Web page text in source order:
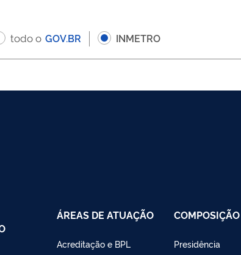
todo o GOV.BR INMETRO
ÁREAS DE ATUAÇÃO
Acreditação e BPL
COMPOSIÇÃO
Presidência